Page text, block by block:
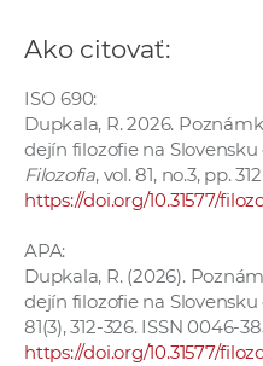
Ako citovať:
ISO 690:
Dupkala, R. 2026.
dejín filozofie na Slovensku
Filozofia, vol. 81, no.3, pp.
https://doi.org/10.31577/
APA:
Dupkala, R. (2026).
dejín filozofie na Slovensku
81(3), 312-326. ISSN 0046-
https://doi.org/10.31577/